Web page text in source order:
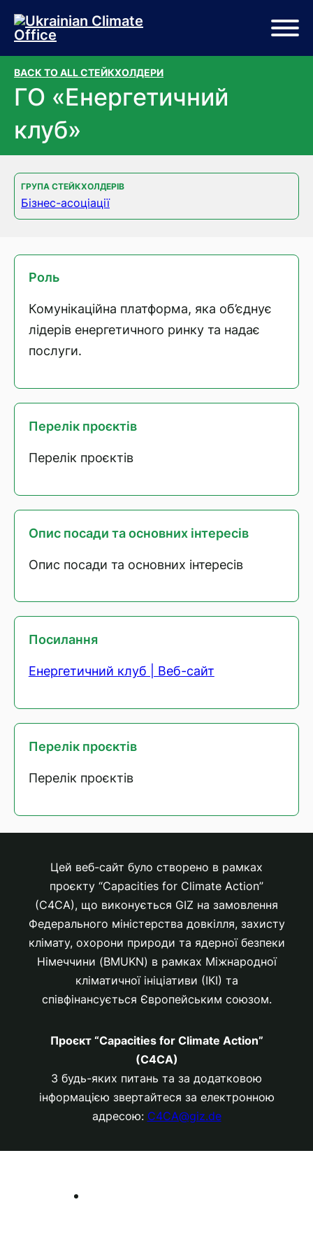
Перейти до основного вмісту
Перейти до нижньої частини сторінки
BACK TO ALL СТЕЙКХОЛДЕРИ
ГО «Енергетичний
клуб»
ГРУПА СТЕЙКХОЛДЕРІВ
Бізнес-асоціації
Роль
Комунікаційна платформа, яка об’єднує
лідерів енергетичного ринку та надає
послуги.
Перелік проєктів
Перелік проєктів
Опис посади та основних інтересів
Опис посади та основних інтересів
Посилання
Енергетичний клуб | Веб-сайт
Перелік проєктів
Перелік проєктів
Цей веб-сайт було створено в рамках
проєкту “Capacities for Climate Action”
(C4CA), що виконується GIZ на замовлення
Федерального міністерства довкілля, захисту
клімату, охорони природи та ядерної безпеки
Німеччини (BMUKN) в рамках Міжнародної
кліматичної ініціативи (ІКІ) та
співфінансується Європейським союзом.
Проєкт “Capacities for Climate Action”
(C4CA)
З будь-яких питань та за додатковою
інформацією звертайтеся за електронною
адресою: C4CA@giz.de